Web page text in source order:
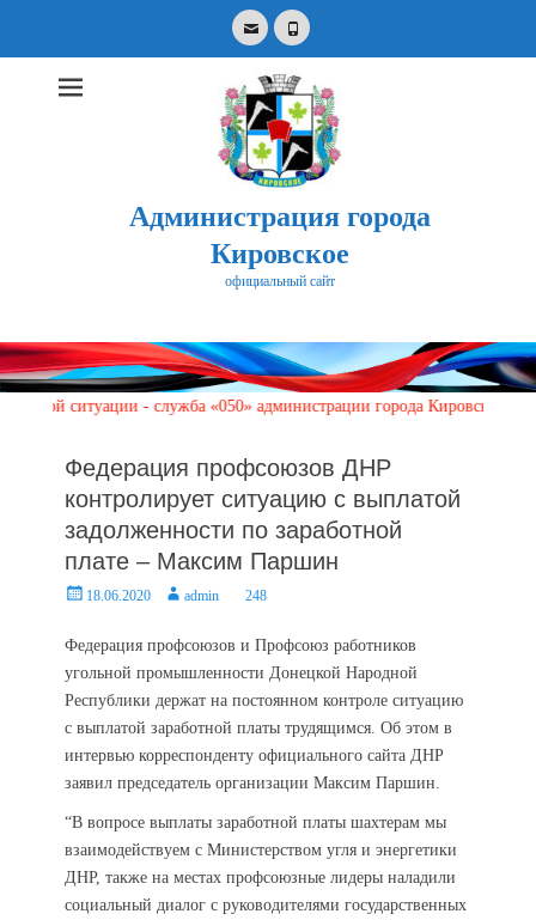
EmailPhone
Администрация города
Кировское
официальный сайт
for:
ситуации - служба «050» администрации города Кировское по
Федерация профсоюзов ДНР
контролирует ситуацию с выплатой
задолженности по заработной
плате – Максим Паршин
Posted18.06.2020 Authoradmin 248
Федерация профсоюзов и Профсоюз работников
угольной промышленности Донецкой Народной
Республики держат на постоянном контроле ситуацию
с выплатой заработной платы трудящимся. Об этом в
интервью корреспонденту официального сайта ДНР
заявил председатель организации Максим Паршин.
“В вопросе выплаты заработной платы шахтерам мы
взаимодействуем с Министерством угля и энергетики
ДНР, также на местах профсоюзные лидеры наладили
социальный диалог с руководителями государственных